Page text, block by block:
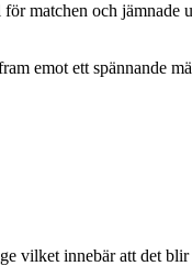
matchen och
emot ett
vilket innebär att det